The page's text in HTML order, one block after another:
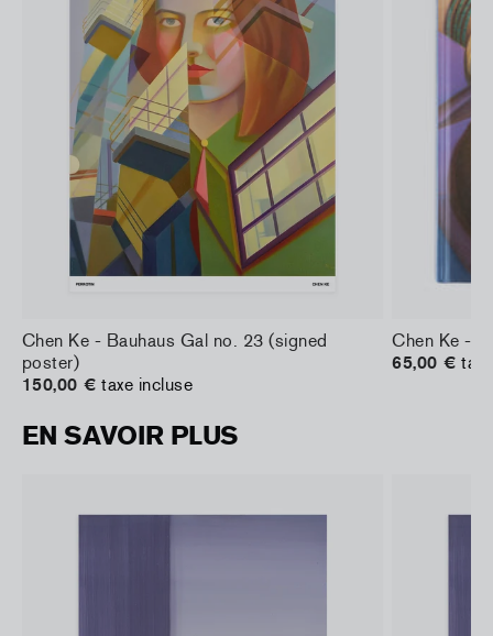
Chen Ke - Bauhaus Gal no. 23 (signed
poster)
150,00 € taxe incluse
Chen Ke -
65,00 €
EN SAVOIR PLUS